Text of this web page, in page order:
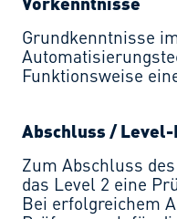
Grundkenntnisse
Funktionsweise
Abschluss /
Zum Abschluss
das Level 2 eine
Bei erfolgreichem